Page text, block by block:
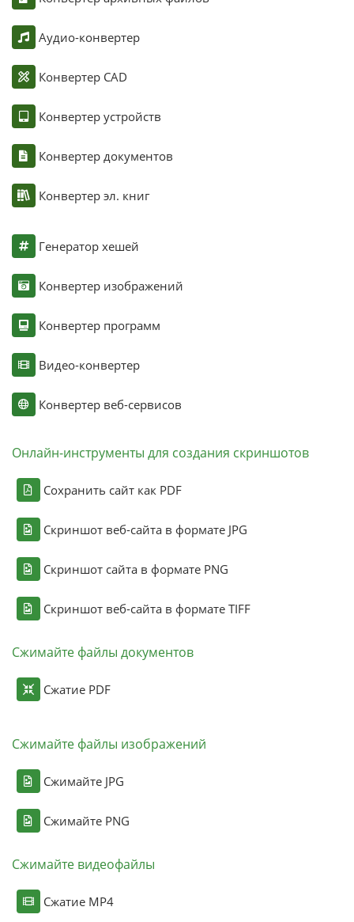
Аудио-конвертер
Конвертер CAD
Конвертер устройств
Конвертер документов
Конвертер эл. книг
Генератор хешей
Конвертер изображений
Конвертер программ
Видео-конвертер
Конвертер веб-сервисов
Онлайн-инструменты для создания скриншотов
Сохранить сайт как PDF
Скриншот веб-сайта в формате JPG
Скриншот сайта в формате PNG
Скриншот веб-сайта в формате TIFF
Сжимайте файлы документов
Сжатие PDF
Сжимайте файлы изображений
Сжимайте JPG
Сжимайте PNG
Сжимайте видеофайлы
Сжатие MP4